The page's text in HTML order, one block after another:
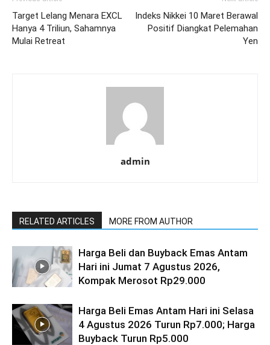
Target Lelang Menara EXCL
Hanya 4 Triliun, Sahamnya
Mulai Retreat
Indeks Nikkei 10 Maret Berawal
Positif Diangkat Pelemahan
Yen
admin
RELATED ARTICLES MORE FROM AUTHOR
Harga Beli dan Buyback Emas Antam
Hari ini Jumat 7 Agustus 2026,
Kompak Merosot Rp29.000
Harga Beli Emas Antam Hari ini Selasa
4 Agustus 2026 Turun Rp7.000; Harga
Buyback Turun Rp5.000